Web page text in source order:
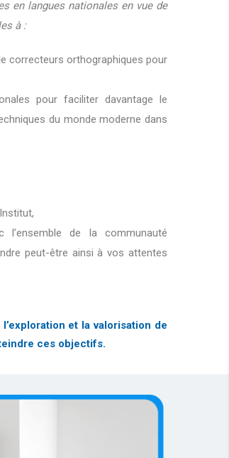
en langues nationales en vue de
à :
correcteurs orthographiques pour
pour faciliter davantage le
du monde moderne dans
l’ensemble de la communauté
peut-être ainsi à vos attentes
et la valorisation de
ces objectifs.